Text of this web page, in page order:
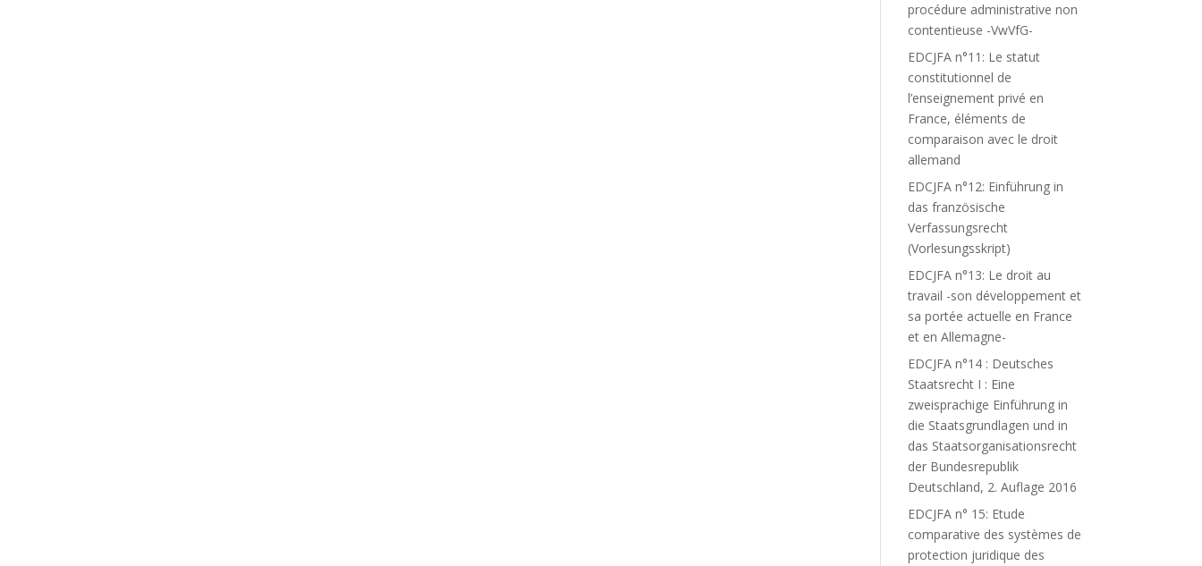
procédure administrative non
contentieuse -VwVfG-
EDCJFA n°11: Le statut
constitutionnel de
l’enseignement privé en
France, éléments de
comparaison avec le droit
allemand
EDCJFA n°12: Einführung in
das französische
Verfassungsrecht
(Vorlesungsskript)
EDCJFA n°13: Le droit au
travail -son développement et
sa portée actuelle en France
et en Allemagne-
EDCJFA n°14 : Deutsches
Staatsrecht I : Eine
zweisprachige Einführung in
die Staatsgrundlagen und in
das Staatsorganisationsrecht
der Bundesrepublik
Deutschland, 2. Auflage 2016
EDCJFA n° 15: Etude
comparative des systèmes de
protection juridique des